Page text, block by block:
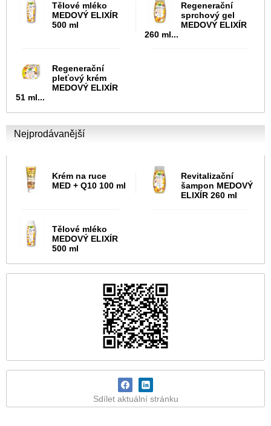
Tělové mléko
MEDOVÝ ELIXÍR
500 ml
Regenerační
sprchový gel
MEDOVÝ ELIXÍR
260 ml...
Regenerační
pleťový krém
MEDOVÝ ELIXÍR
51 ml...
Nejprodávanější
Krém na ruce
MED + Q10 100 ml
Revitalizační
šampon MEDOVÝ
ELIXÍR 260 ml
Tělové mléko
MEDOVÝ ELIXÍR
500 ml
Sdílet aktuální stránku